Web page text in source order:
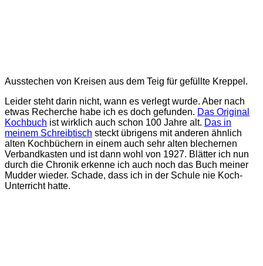
Ausstechen von Kreisen aus dem Teig für gefüllte Kreppel.
Leider steht darin nicht, wann es verlegt wurde. Aber nach
etwas Recherche habe ich es doch gefunden. Das Original
Kochbuch ist wirklich auch schon 100 Jahre alt. Das in
meinem Schreibtisch steckt übrigens mit anderen ähnlich
alten Kochbüchern in einem auch sehr alten blechernen
Verbandkasten und ist dann wohl von 1927. Blätter ich nun
durch die Chronik erkenne ich auch noch das Buch meiner
Mudder wieder. Schade, dass ich in der Schule nie Koch-
Unterricht hatte.